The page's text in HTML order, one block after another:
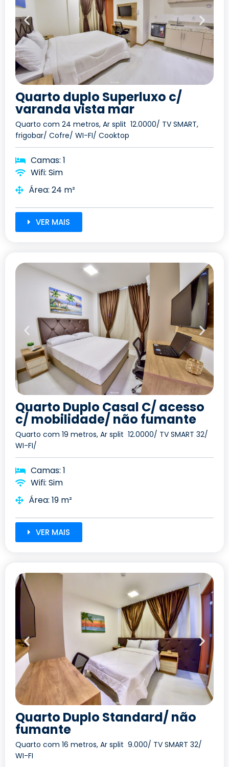
Quarto duplo Superluxo c/
varanda vista mar
Quarto com 24 metros, Ar split 12.0000/ TV SMART,
frigobar/ Cofre/ WI-FI/ Cooktop
Camas: 1
Wifi: Sim
Área: 24 m²
VER MAIS
Quarto Duplo Casal C/ acesso
c/ mobilidade/ não fumante
Quarto com 19 metros, Ar split 12.0000/ TV SMART 32/
WI-FI/
Camas: 1
Wifi: Sim
Área: 19 m²
VER MAIS
Quarto Duplo Standard/ não
fumante
Quarto com 16 metros, Ar split 9.000/ TV SMART 32/
WI-FI